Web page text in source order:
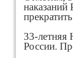
наказаний
33-летняя
России.